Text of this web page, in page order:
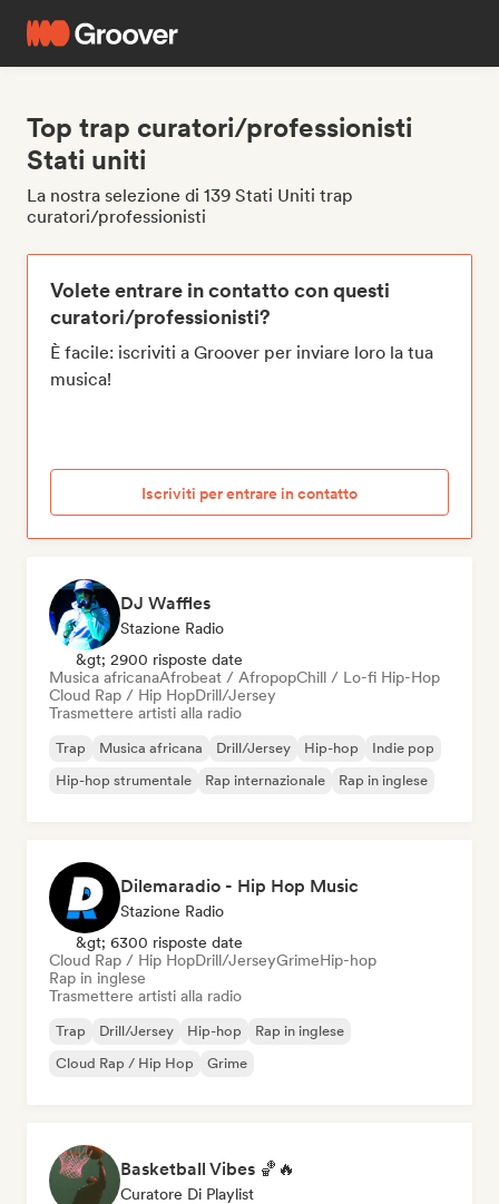
Top trap curatori/professionisti
Stati uniti
La nostra selezione di 139 Stati Uniti trap
curatori/professionisti
Volete entrare in contatto con questi
curatori/professionisti?
È facile: iscriviti a Groover per inviare loro la tua
musica!
Iscriviti per entrare in contatto
DJ Waffles
Stazione Radio
&gt; 2900 risposte date
Musica africanaAfrobeat / AfropopChill / Lo-fi Hip-Hop
Cloud Rap / Hip HopDrill/Jersey
Trasmettere artisti alla radio
Trap Musica africana Drill/Jersey Hip-hop
Indie pop
Hip-hop strumentale
Rap internazionale Rap in inglese
Dilemaradio - Hip Hop Music
Stazione Radio
&gt; 6300 risposte date
Cloud Rap / Hip HopDrill/JerseyGrimeHip-hop
Rap in inglese
Trasmettere artisti alla radio
Trap Drill/Jersey Hip-hop
Rap in inglese
Cloud Rap / Hip Hop
Grime
Basketball Vibes 🏀🔥
Curatore Di Playlist